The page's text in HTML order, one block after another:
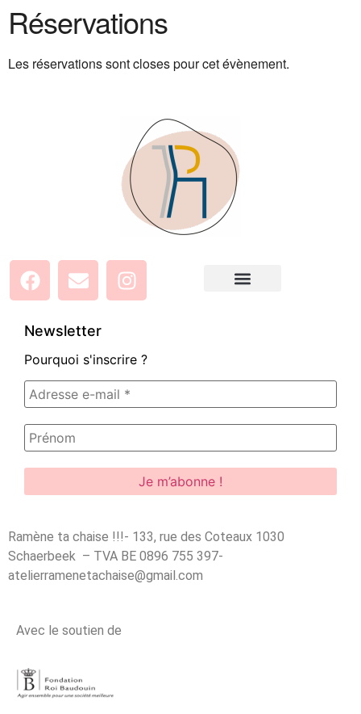
Réservations
Les réservations sont closes pour cet évènement.
Newsletter
Pourquoi s'inscrire ?
Ramène ta chaise !!!- 133, rue des Coteaux 1030
Schaerbeek – TVA BE 0896 755 397-
atelierramenetachaise@gmail.com
Avec le soutien de